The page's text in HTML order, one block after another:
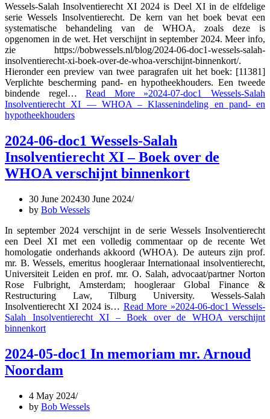
Wessels-Salah Insolventierecht XI 2024 is Deel XI in de elfdelige
serie Wessels Insolventierecht. De kern van het boek bevat een
systematische behandeling van de WHOA, zoals deze is
opgenomen in de wet. Het verschijnt in september 2024. Meer info,
zie https://bobwessels.nl/blog/2024-06-doc1-wessels-salah-
insolventierecht-xi-boek-over-de-whoa-verschijnt-binnenkort/.
Hieronder een preview van twee paragrafen uit het boek: [11381]
Verplichte bescherming pand- en hypotheekhouders. Een tweede
bindende regel…Read More »2024-07-doc1 Wessels-Salah
Insolventierecht XI — WHOA – Klassenindeling en pand- en
hypotheekhouders
2024-06-doc1 Wessels-Salah
Insolventierecht XI – Boek over de
WHOA verschijnt binnenkort
30 June 202430 June 2024
by Bob Wessels
In september 2024 verschijnt in de serie Wessels Insolventierecht
een Deel XI met een volledig commentaar op de recente Wet
homologatie onderhands akkoord (WHOA). De auteurs zijn prof.
mr. B. Wessels, emeritus hoogleraar Internationaal insolventierecht,
Universiteit Leiden en prof. mr. O. Salah, advocaat/partner Norton
Rose Fulbright, Amsterdam; hoogleraar Global Finance &
Restructuring Law, Tilburg University. Wessels-Salah
Insolventierecht XI 2024 is… Read More »2024-06-doc1 Wessels-
Salah Insolventierecht XI – Boek over de WHOA verschijnt
binnenkort
2024-05-doc1 In memoriam mr. Arnoud
Noordam
4 May 2024
by Bob Wessels